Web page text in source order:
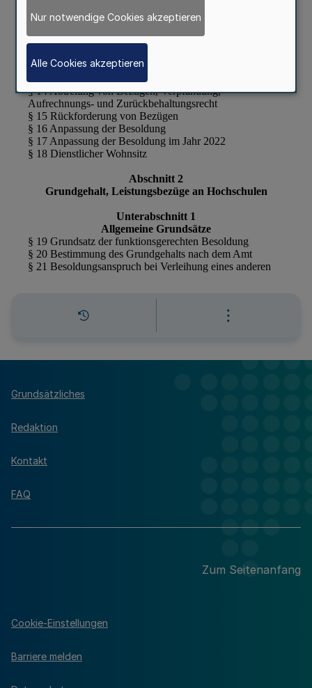
Grundsätzliches
Redaktion
Kontakt
FAQ
Zum Seitenanfang
Cookie-Einstellungen
Barriere melden
Nur notwendige Cookies akzeptieren
Alle Cookies akzeptieren